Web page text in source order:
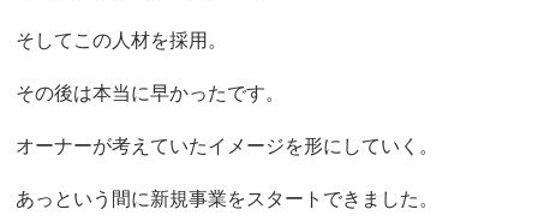
そしてこの人材を採用。
その後は本当に早かったです。
オーナーが考えていたイメージを形にしていく。
あっという間に新規事業をスタートできました。